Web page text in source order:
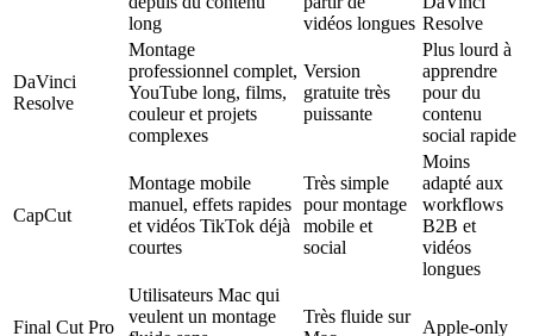
long
vidéos longues Resolve
DaVinci
Resolve
Montage
professionnel complet,
YouTube long, films,
couleur et projets
complexes
Version
gratuite très
puissante
Plus lourd à
apprendre
pour du
contenu
social rapide
CapCut
Montage mobile
manuel, effets rapides
et vidéos TikTok déjà
courtes
Très simple
pour montage
mobile et
social
Moins
adapté aux
workflows
B2B et
vidéos
longues
Final Cut Pro
Utilisateurs Mac qui
veulent un montage
Très fluide sur
Apple-only